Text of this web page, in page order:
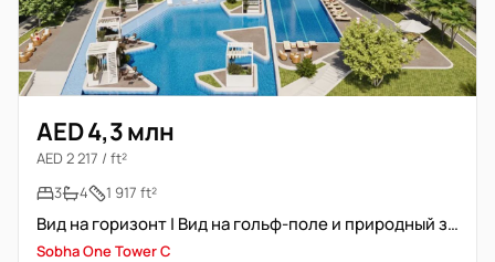
AED 4,3 млн
AED 2 217 / ft²
3
4 1 917 ft²
Вид на горизонт | Вид на гольф-поле и природный заповедник
Sobha One Tower C